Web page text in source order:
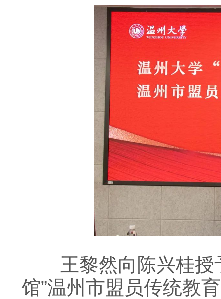
王黎然向陈兴桂授
馆”温州市盟员传统教